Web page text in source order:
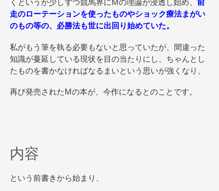
走のローテーションを使ったものやショック療法まがい
のもの等の、必勝法も世に出回り始めていた。
私がもう筆を執る必要もないと思っていたが、間違った
知識が蔓延している現状を目の当たりにし、ちゃんとし
たものを書かなければなるまいという思いが強くなり、
再び発売されたMの本が、今作になるとのことです。
内容
という前書きから始まり、